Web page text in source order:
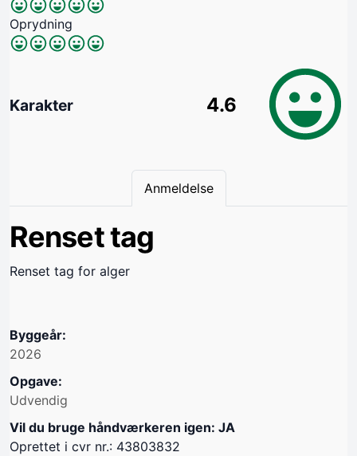
Oprydning
Karakter 4.6
Anmeldelse
Renset tag
Renset tag for alger
Byggeår:
2026
Opgave:
Udvendig
Vil du bruge håndværkeren igen: JA
Oprettet i cvr nr.: 43803832